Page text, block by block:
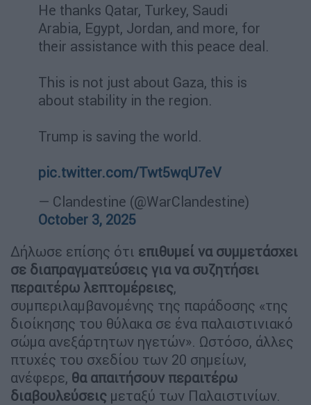
He thanks Qatar, Turkey, Saudi
Arabia, Egypt, Jordan, and more, for
their assistance with this peace deal.
This is not just about Gaza, this is
about stability in the region.
Trump is saving the world.
pic.twitter.com/Twt5wqU7eV
— Clandestine (@WarClandestine)
October 3, 2025
Δήλωσε επίσης ότι επιθυμεί να συμμετάσχει
σε διαπραγματεύσεις για να συζητήσει
περαιτέρω λεπτομέρειες,
συμπεριλαμβανομένης της παράδοσης «της
διοίκησης του θύλακα σε ένα παλαιστινιακό
σώμα ανεξάρτητων ηγετών». Ωστόσο, άλλες
πτυχές του σχεδίου των 20 σημείων,
ανέφερε, θα απαιτήσουν περαιτέρω
διαβουλεύσεις μεταξύ των Παλαιστινίων.